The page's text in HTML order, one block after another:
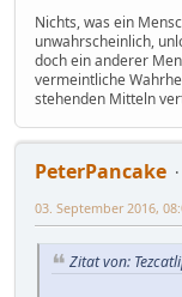
Nichts, was ein
unwahrscheinlich,
doch ein anderer
vermeintliche
stehenden Mitteln
PeterPancake
03. September 2016,
Zitat von: